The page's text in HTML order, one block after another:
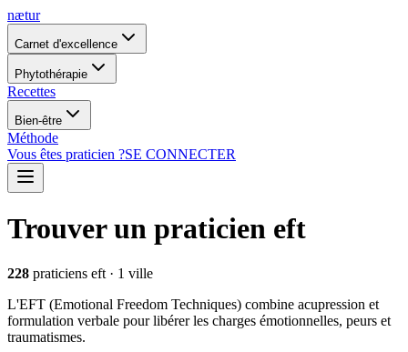
nætur
Carnet d'excellence
Phytothérapie
Recettes
Bien-être
Méthode
Vous êtes praticien ?SE CONNECTER
Trouver un praticien eft
228 praticiens eft · 1 ville
L'EFT (Emotional Freedom Techniques) combine acupression et
formulation verbale pour libérer les charges émotionnelles, peurs et
traumatismes.